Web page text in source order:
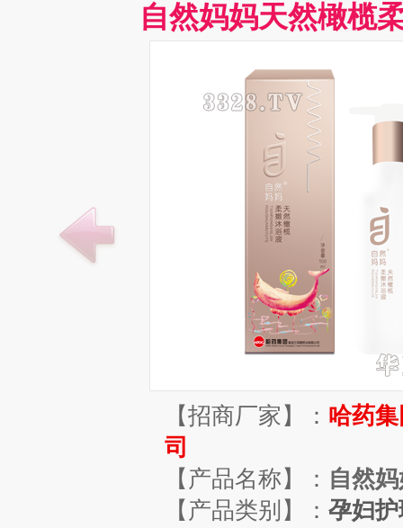
自然妈妈天然橄榄
【招商厂家】： 哈药
司
【产品名称】： 自然
【产品类别】： 孕妇